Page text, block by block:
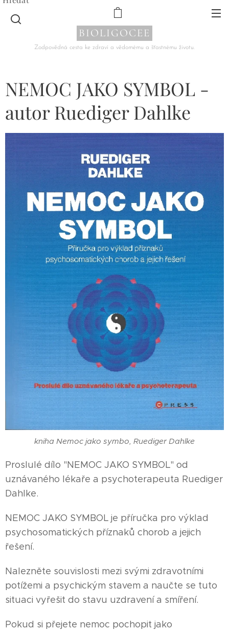
BIOLIGOCEE
Zodpovědná cesta ke zdraví a vědomému a šťastnému životu.
NEMOC JAKO SYMBOL -
autor Ruediger Dahlke
kniha Nemoc jako symbo, Ruediger Dahlke
Proslulé dílo "NEMOC JAKO SYMBOL" od
uznávaného lékaře a psychoterapeuta Ruediger
Dahlke.
NEMOC JAKO SYMBOL je příručka pro výklad
psychosomatických příznaků chorob a jejich
řešení.
Nalezněte souvislosti mezi svými zdravotními
potížemi a psychickým stavem a naučte se tuto
situaci vyřešit do stavu uzdravení a smíření.
Pokud si přejete nemoc pochopit jako